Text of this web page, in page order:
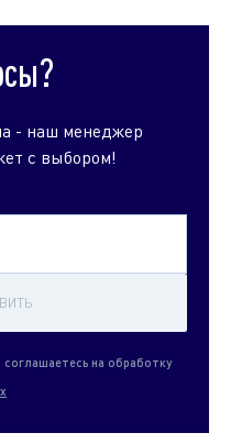
- наш менеджер
с выбором!
на обработку